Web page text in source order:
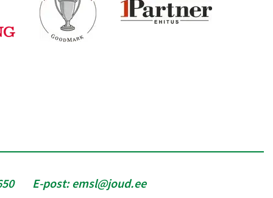
E-post:emsl@joud.ee